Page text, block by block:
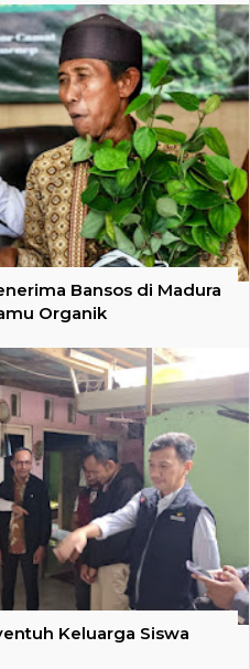
Bansos di Madura
Organik
Keluarga Siswa